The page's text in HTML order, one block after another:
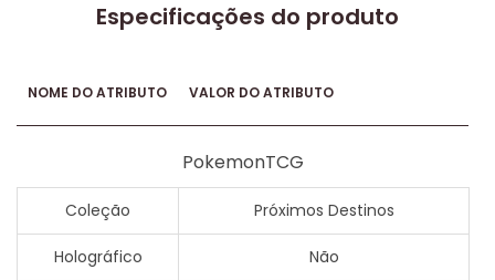
Especificações do produto
NOME DO ATRIBUTO VALOR DO ATRIBUTO
PokemonTCG
Coleção Próximos Destinos
Holográfico Não